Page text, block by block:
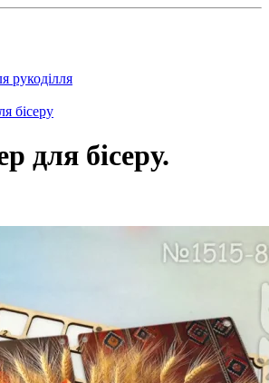
рукоділля
бісеру
для бісеру.